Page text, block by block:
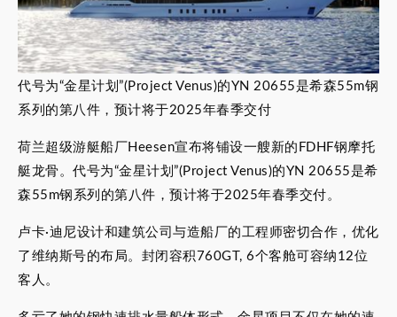
代号为“金星计划”(Project Venus)的YN 20655是希森55m钢
系列的第八件，预计将于2025年春季交付
荷兰超级游艇船厂Heesen宣布将铺设一艘新的FDHF钢摩托
艇龙骨。代号为“金星计划”(Project Venus)的YN 20655是希
森55m钢系列的第八件，预计将于2025年春季交付。
卢卡·迪尼设计和建筑公司与造船厂的工程师密切合作，优化
了维纳斯号的布局。封闭容积760GT, 6个客舱可容纳12位
客人。